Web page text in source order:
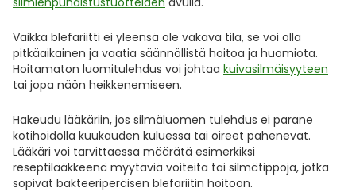
Vaikka blefariitti ei yleensä ole vakava tila, se voi olla
pitkäaikainen ja vaatia säännöllistä hoitoa ja huomiota.
Hoitamaton luomitulehdus voi johtaa kuivasilmäisyyteen
tai jopa näön heikkenemiseen.
Hakeudu lääkäriin, jos silmäluomen tulehdus ei parane
kotihoidolla kuukauden kuluessa tai oireet pahenevat.
Lääkäri voi tarvittaessa määrätä esimerkiksi
reseptilääkkeenä myytäviä voiteita tai silmätippoja, jotka
sopivat bakteeriperäisen blefariitin hoitoon.